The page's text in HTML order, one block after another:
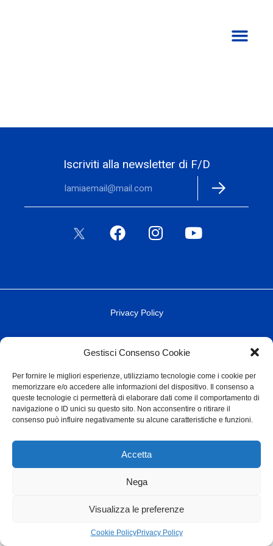
Gestisci Consenso Cookie
Per fornire le migliori esperienze, utilizziamo tecnologie come i cookie per
memorizzare e/o accedere alle informazioni del dispositivo. Il consenso a
queste tecnologie ci permetterà di elaborare dati come il comportamento di
navigazione o ID unici su questo sito. Non acconsentire o ritirare il
consenso può influire negativamente su alcune caratteristiche e funzioni.
Accetta
Nega
Visualizza le preferenze
Cookie PolicyPrivacy Policy
Iscriviti alla newsletter di F/D
Alternative:
Privacy Policy
© Fondazione Dalmine ETS 2023